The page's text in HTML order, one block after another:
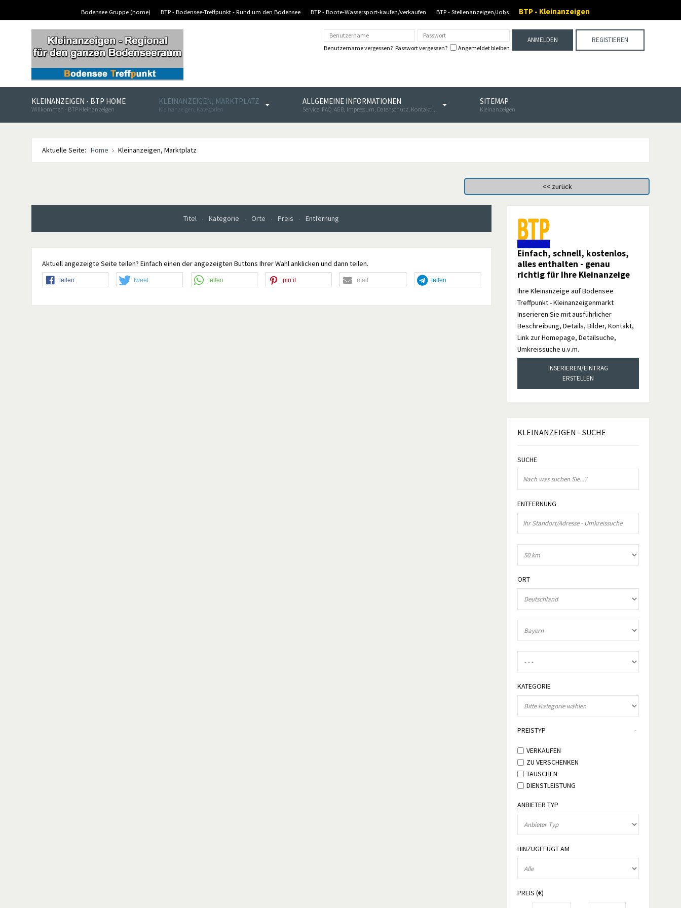
Bodensee Gruppe (home) BTP - Bodensee-Treffpunkt - Rund um den Bodensee BTP - Boote-Wassersport-kaufen/verkaufen BTP - Stellenanzeigen/Jobs BTP - Kleinanzeigen
REGISTIEREN
Benutzername vergessen? Passwort vergessen? Angemeldet bleiben
ANMELDEN
KLEINANZEIGEN - BTP HOME
Willkommen - BTP Kleinanzeigen
KLEINANZEIGEN, MARKTPLATZ
Kleinanzeigen, Kategorien
ALLGEMEINE INFORMATIONEN
Service, FAQ, AGB, Impressum, Datenschutz, Kontakt ...
SITEMAP
Kleinanzeigen
Aktuelle Seite: Home Kleinanzeigen, Marktplatz
Titel Kategorie Orte Preis Entfernung
Aktuell angezeigte Seite teilen? Einfach einen der angezeigten Buttons Ihrer Wahl anklicken und dann teilen.
teilen tweet teilen pin it mail teilen
Einfach, schnell, kostenlos,
alles enthalten - genau
richtig für Ihre Kleinanzeige
Ihre Kleinanzeige auf Bodensee
Treffpunkt - Kleinanzeigenmarkt
Inserieren Sie mit ausführlicher
Beschreibung, Details, Bilder, Kontakt,
Link zur Homepage, Detailsuche,
Umkreissuche u.v.m.
INSERIEREN/EINTRAG
ERSTELLEN
KLEINANZEIGEN - SUCHE
SUCHE
ENTFERNUNG
ORT
KATEGORIE
PREISTYP
VERKAUFEN
ZU VERSCHENKEN
TAUSCHEN
DIENSTLEISTUNG
ANBIETER TYP
HINZUGEFÜGT AM
PREIS (€)